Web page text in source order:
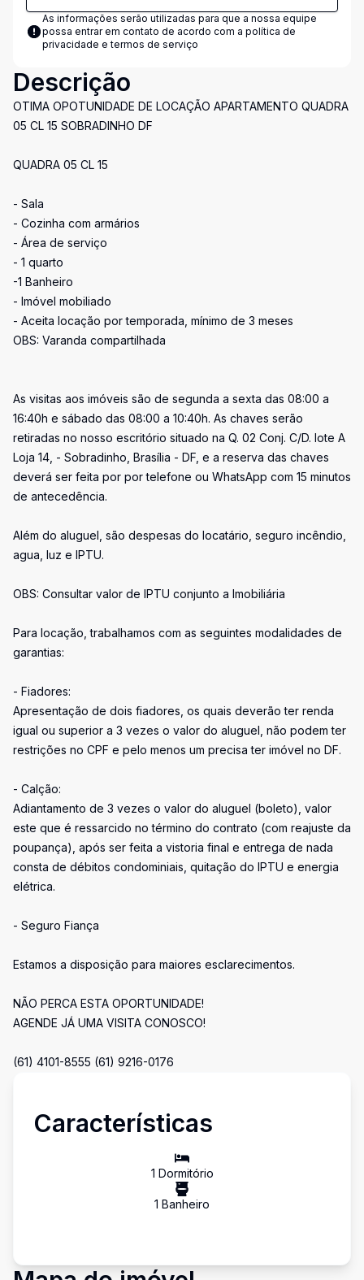
As informações serão utilizadas para que a nossa equipe
possa entrar em contato de acordo com a política de
privacidade e termos de serviço
Descrição
OTIMA OPOTUNIDADE DE LOCAÇÃO APARTAMENTO QUADRA
05 CL 15 SOBRADINHO DF
QUADRA 05 CL 15
- Sala
- Cozinha com armários
- Área de serviço
- 1 quarto
-1 Banheiro
- Imóvel mobiliado
- Aceita locação por temporada, mínimo de 3 meses
OBS: Varanda compartilhada
As visitas aos imóveis são de segunda a sexta das 08:00 a
16:40h e sábado das 08:00 a 10:40h. As chaves serão
retiradas no nosso escritório situado na Q. 02 Conj. C/D. lote A
Loja 14, - Sobradinho, Brasília - DF, e a reserva das chaves
deverá ser feita por por telefone ou WhatsApp com 15 minutos
de antecedência.
Além do aluguel, são despesas do locatário, seguro incêndio,
agua, luz e IPTU.
OBS: Consultar valor de IPTU conjunto a Imobiliária
Para locação, trabalhamos com as seguintes modalidades de
garantias:
- Fiadores:
Apresentação de dois fiadores, os quais deverão ter renda
igual ou superior a 3 vezes o valor do aluguel, não podem ter
restrições no CPF e pelo menos um precisa ter imóvel no DF.
- Calção:
Adiantamento de 3 vezes o valor do aluguel (boleto), valor
este que é ressarcido no término do contrato (com reajuste da
poupança), após ser feita a vistoria final e entrega de nada
consta de débitos condominiais, quitação do IPTU e energia
elétrica.
- Seguro Fiança
Estamos a disposição para maiores esclarecimentos.
NÃO PERCA ESTA OPORTUNIDADE!
AGENDE JÁ UMA VISITA CONOSCO!
(61) 4101-8555 (61) 9216-0176
Características
1 Dormitório
1 Banheiro